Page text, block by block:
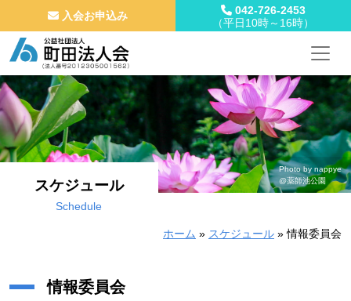
コンテンツへスキップ
メインナビゲーション
入会お申込み
042-726-2453
（平日10時～16時）
スケジュール
Schedule
Photo by nappye
@薬師池公園
ホーム » スケジュール »情報委員会
情報委員会